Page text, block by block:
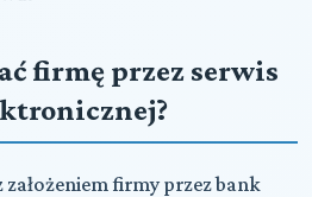
firmę przez serwis
firmy przez bank